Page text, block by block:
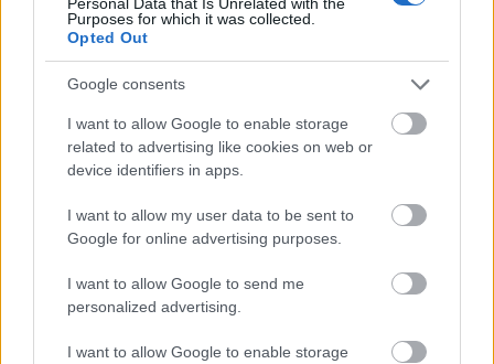
Purposes for which it was collected.
Opted Out
Google consents
I want to allow Google to enable storage
related to advertising like cookies on web or
device identifiers in apps.
I want to allow my user data to be sent to
Google for online advertising purposes.
I want to allow Google to send me
personalized advertising.
I want to allow Google to enable storage
Music in Continuous Motion
Kiadó: Palilalia
Megjelenés: 2026. március 13.
Műfaj:gitárzene
Kulcsdal: Unexpectedly heavy
8,5/10